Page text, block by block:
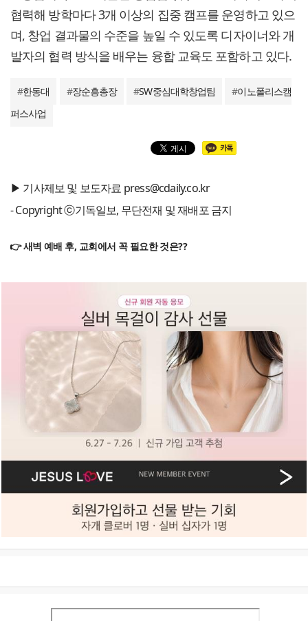
협력해 방학마다 3개 이상의 집중 캠프를 운영하고 있으
며, 창업 결과물의 수준을 높일 수 있도록 디자이너와 개
발자의 협력 방식을 배우는 융합 교육도 포함하고 있다.
#한동대 #장순흥총장 #SW중심대학창업팀 #이노폴리스캠
퍼스사업
▶ 기사제보 및 보도자료 press@cdaily.co.kr
- Copyright ⓒ기독일보, 무단전재 및 재배포 금지
👉 새벽 예배 후, 교회에서 꼭 필요한 것은??